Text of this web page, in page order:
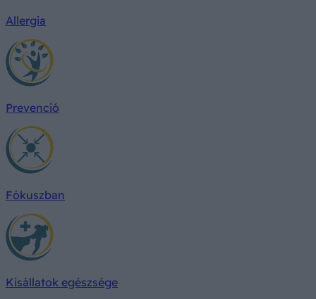
Allergia
Prevenció
Fókuszban
Kisállatok egészsége